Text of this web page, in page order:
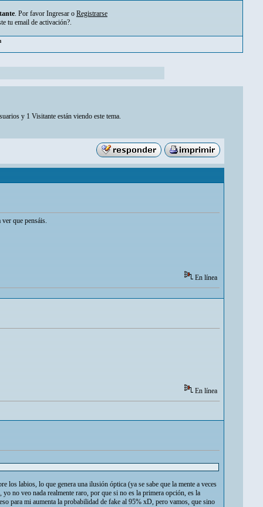
. Por favor Ingresar o Registrarse
tu email de activación?.
y 1 Visitante están viendo este tema.
que pensáis.
En línea
En línea
los labios, lo que genera una ilusión óptica (ya se sabe que la mente a veces
no veo nada realmente raro, por que si no es la primera opción, es la
para mi aumenta la probabilidad de fake al 95% xD, pero vamos, que sino